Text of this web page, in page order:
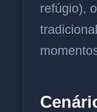
refúgio),